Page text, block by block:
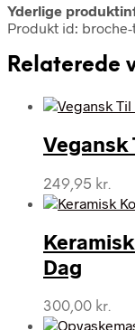
Yderlige
Produkt id:
Relaterede
Vegansk
249,95 kr.
Dag
300,00 kr.